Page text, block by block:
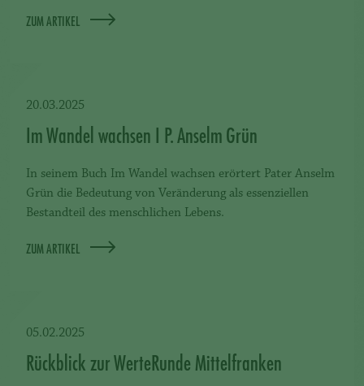
ZUM ARTIKEL
Im Wandel wachsen I P. Anselm Grün
In seinem Buch Im Wandel wachsen erörtert Pater Anselm
Grün die Bedeutung von Veränderung als essenziellen
Bestandteil des menschlichen Lebens.
ZUM ARTIKEL
20.03.2025
Rückblick zur WerteRunde Mittelfranken
05.02.2025